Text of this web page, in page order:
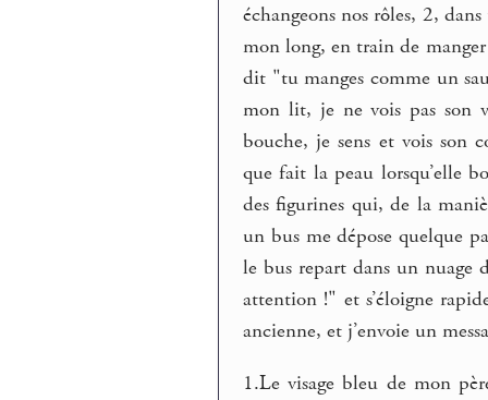
échangeons nos rôles, 2,
mon long, en train de
dit "tu manges comme un
mon lit, je ne vois pas son
bouche, je sens et vois son
que fait la peau lorsqu’elle
des figurines qui, de la
un bus me dépose quelque
le bus repart dans un nuage
attention !" et s’éloigne
ancienne, et j’envoie un
1.Le visage bleu de mon